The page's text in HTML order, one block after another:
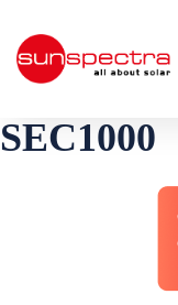
SEC1000